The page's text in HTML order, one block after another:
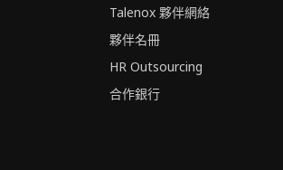
Talenox 夥伴網絡
夥伴名冊
HR Outsourcing
合作銀行